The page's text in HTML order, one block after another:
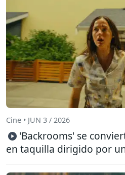
Cine • JUN 3 / 2026
'Backrooms' se
en taquilla dirigido por